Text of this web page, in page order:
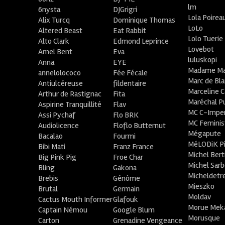
6nysta
Alix Turcq
Altered Beast
Alto Clark
Amel Bent
Anna
annelolococo
Antiulcéreuse
Arthur de Rastignac
Aspirine Tranquillité
Assi Pychaf
Audiolicence
Bacalao
Bibi Mati
Big Pink Pig
Bling
Brebis
Brutal
Cactus Mouth Informer
Captain Némou
Carton
DJGrigri
Dominique Thomas
Eat Rabbit
Edmond Leprince
Eva
EYE
Fée Fécale
fildentaire
Fita
Flav
Flo BRK
Floflo Butternut
Fourmi
Franz France
Froe Char
Gakona
Génôme
Germain
Glafouk
Google Blum
Grenadine Vengeance
lm
Lola
LoLo
Lolo Tuerie
Lovebot
luluskopi
Madame
Marc de
Marceline
Maréchal
MC C-
MC
Mégapute
MéLODiK
Michel
Michel
Mieszko
Moldav
Morue
Morusque